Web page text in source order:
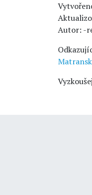
Autor: -